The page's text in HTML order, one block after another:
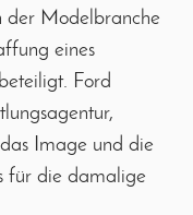
der Modelbranche
eines
Ford
Image und die
für die damalige